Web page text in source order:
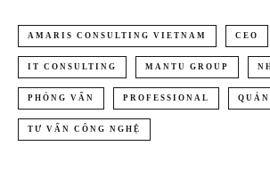
AMARIS CONSULTING VIETNAM CEO
IT CONSULTING MANTU GROUP
PHỎNG VẤN PROFESSIONAL
TƯ VẤN CÔNG NGHỆ